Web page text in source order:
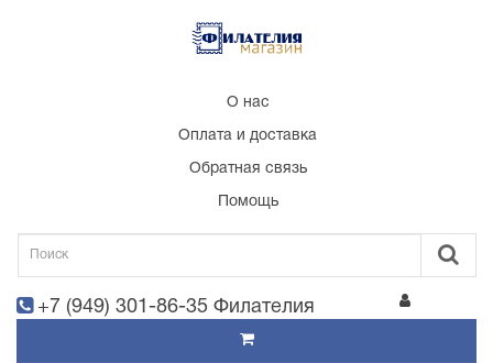
О нас
Оплата и доставка
Обратная связь
Помощь
+7 (949) 301-86-35 Филателия